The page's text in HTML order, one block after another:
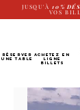
JUSQU'À 10%
VOS
RÉSERVER
UNE TABLE
Achetez EN
LIGNE
Billets